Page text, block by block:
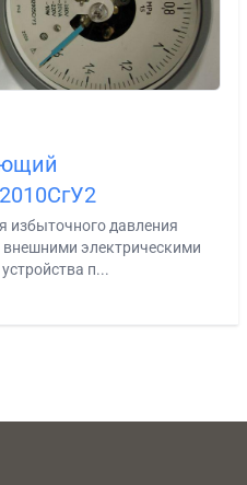
избыточного давления
внешними электрическими
п...